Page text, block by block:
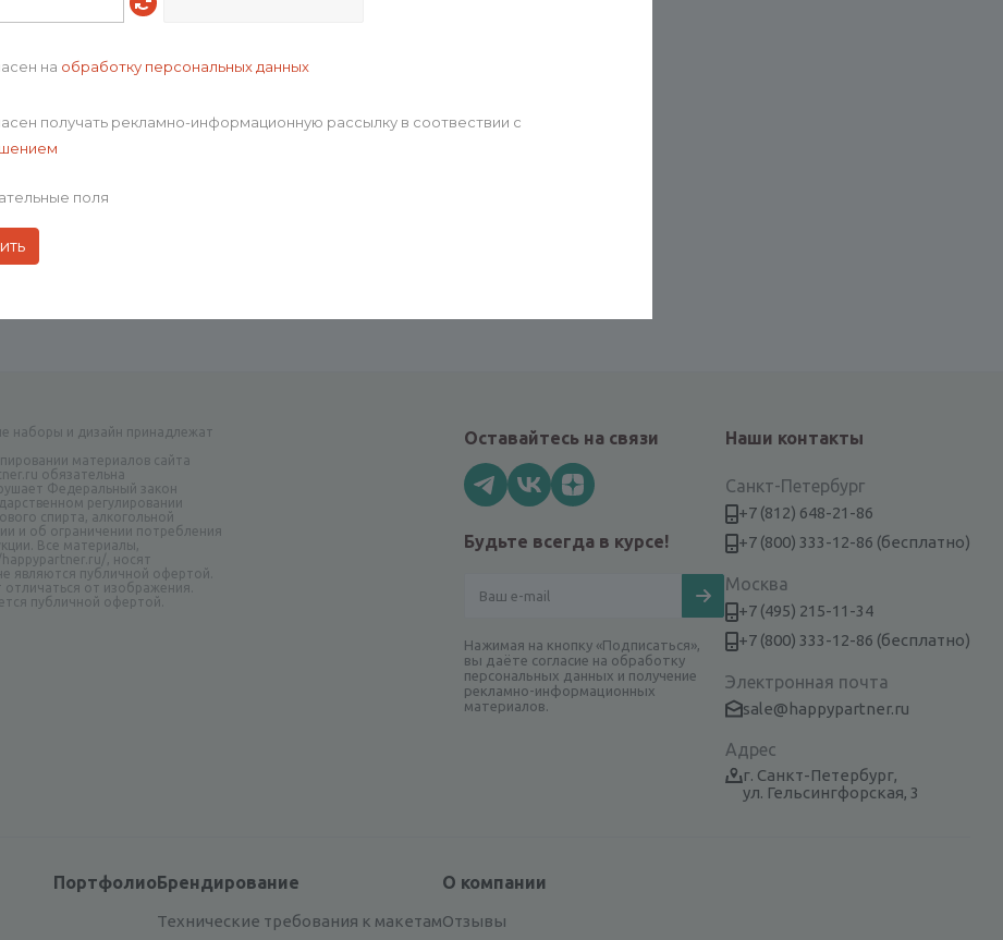
6х6х24 см
17.2
наборы и дизайн принадлежат
материалов сайта
обязательна
Федеральный закон
регулировании
спирта, алкогольной
и об ограничении потребления
Все материалы,
, носят
являются публичной офертой.
от изображения.
публичной офертой.
Оставайтесь на связи
Будьте всегда в курсе!
Нажимая на кнопку «Подписаться»,
вы даёте согласие на обработку
персональных данных и получение
рекламно-информационных
материалов.
Наши контакты
Санкт-Петербург
+7 (812) 648-21-86
+7 (800) 333-12-86 (бесплатно)
Москва
+7 (495) 215-11-34
+7 (800) 333-12-86 (бесплатно)
Электронная почта
sale@happypartner.ru
Адрес
г. Санкт-Петербург,
ул. Гельсингфорская, 3
ПортфолиоБрендирование
Технические требования к макетам
О компании
Отзывы
на обработку персональных данных
получать рекламно-информационную рассылку в соотвествии с
поля